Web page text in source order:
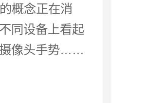
概念正在消
同设备上看起
摄像头手势……